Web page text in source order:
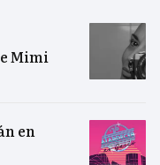
Mimi
en